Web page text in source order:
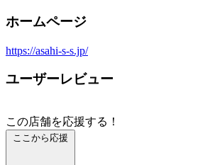
ホームページ
https://asahi-s-s.jp/
ユーザーレビュー
この店舗を応援する！
ここから応援